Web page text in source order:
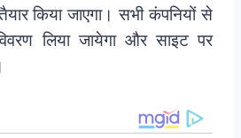
किया जाएगा। सभी कंपनियों से
लिया जायेगा और साइट पर